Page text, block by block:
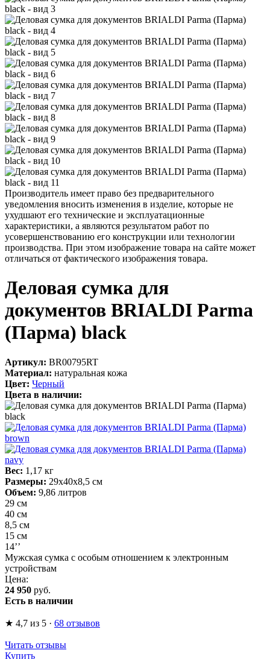
Производитель имеет право без предварительного
уведомления вносить изменения в изделие, которые не
ухудшают его технические и эксплуатационные
характеристики, а являются результатом работ по
усовершенствованию его конструкции или технологии
производства. При этом изображение товара на сайте может
отличаться от фактического изображения товара.
Деловая сумка для
документов BRIALDI Parma
(Парма) black
Артикул: BR00795RT
Материал: натуральная кожа
Цвет: Черный
Цвета в наличии:
Вес: 1,17 кг
Размеры: 29х40х8,5 см
Объем: 9,86 литров
29 см
40 см
8,5 см
15 см
14’’
Мужская сумка с особым отношением к электронным
устройствам
Цена:
24 950 руб.
Есть в наличии
★ 4,7 из 5 · 68 отзывов
Читать отзывы
Купить